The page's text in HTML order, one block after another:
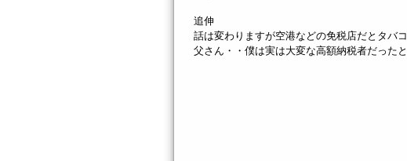
追伸
話は変わりますが空港などの免税店だとタバ
父さん・・僕は実は大変な高額納税者だった